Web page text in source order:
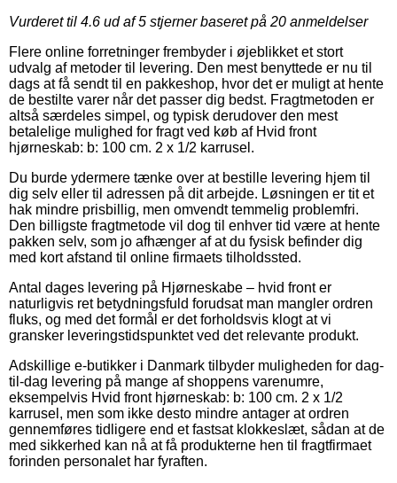
Vurderet til 4.6 ud af 5 stjerner baseret på 20 anmeldelser
Flere online forretninger frembyder i øjeblikket et stort
udvalg af metoder til levering. Den mest benyttede er nu til
dags at få sendt til en pakkeshop, hvor det er muligt at hente
de bestilte varer når det passer dig bedst. Fragtmetoden er
altså særdeles simpel, og typisk derudover den mest
betalelige mulighed for fragt ved køb af Hvid front
hjørneskab: b: 100 cm. 2 x 1/2 karrusel.
Du burde ydermere tænke over at bestille levering hjem til
dig selv eller til adressen på dit arbejde. Løsningen er tit et
hak mindre prisbillig, men omvendt temmelig problemfri.
Den billigste fragtmetode vil dog til enhver tid være at hente
pakken selv, som jo afhænger af at du fysisk befinder dig
med kort afstand til online firmaets tilholdssted.
Antal dages levering på Hjørneskabe – hvid front er
naturligvis ret betydningsfuld forudsat man mangler ordren
fluks, og med det formål er det forholdsvis klogt at vi
gransker leveringstidspunktet ved det relevante produkt.
Adskillige e-butikker i Danmark tilbyder muligheden for dag-
til-dag levering på mange af shoppens varenumre,
eksempelvis Hvid front hjørneskab: b: 100 cm. 2 x 1/2
karrusel, men som ikke desto mindre antager at ordren
gennemføres tidligere end et fastsat klokkeslæt, sådan at de
med sikkerhed kan nå at få produkterne hen til fragtfirmaet
forinden personalet har fyraften.